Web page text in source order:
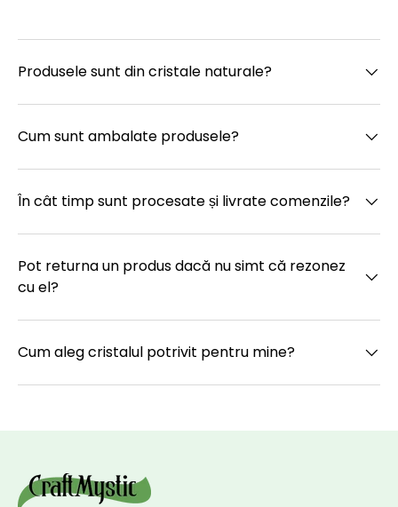
Produsele sunt din cristale naturale?
Cum sunt ambalate produsele?
În cât timp sunt procesate și livrate comenzile?
Pot returna un produs dacă nu simt că rezonez
cu el?
Cum aleg cristalul potrivit pentru mine?